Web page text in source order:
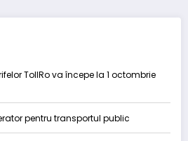
TollRo va începe la 1 octombrie
pentru transportul public